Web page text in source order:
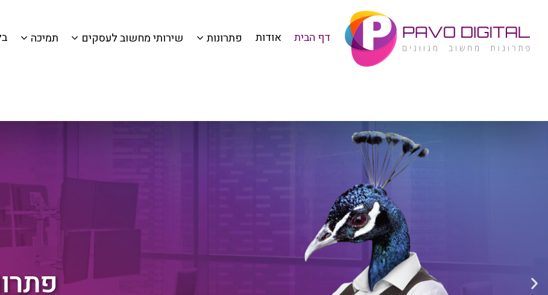
דף הבית אודות פתרונות שירותי מחשוב לעסקים תמיכה